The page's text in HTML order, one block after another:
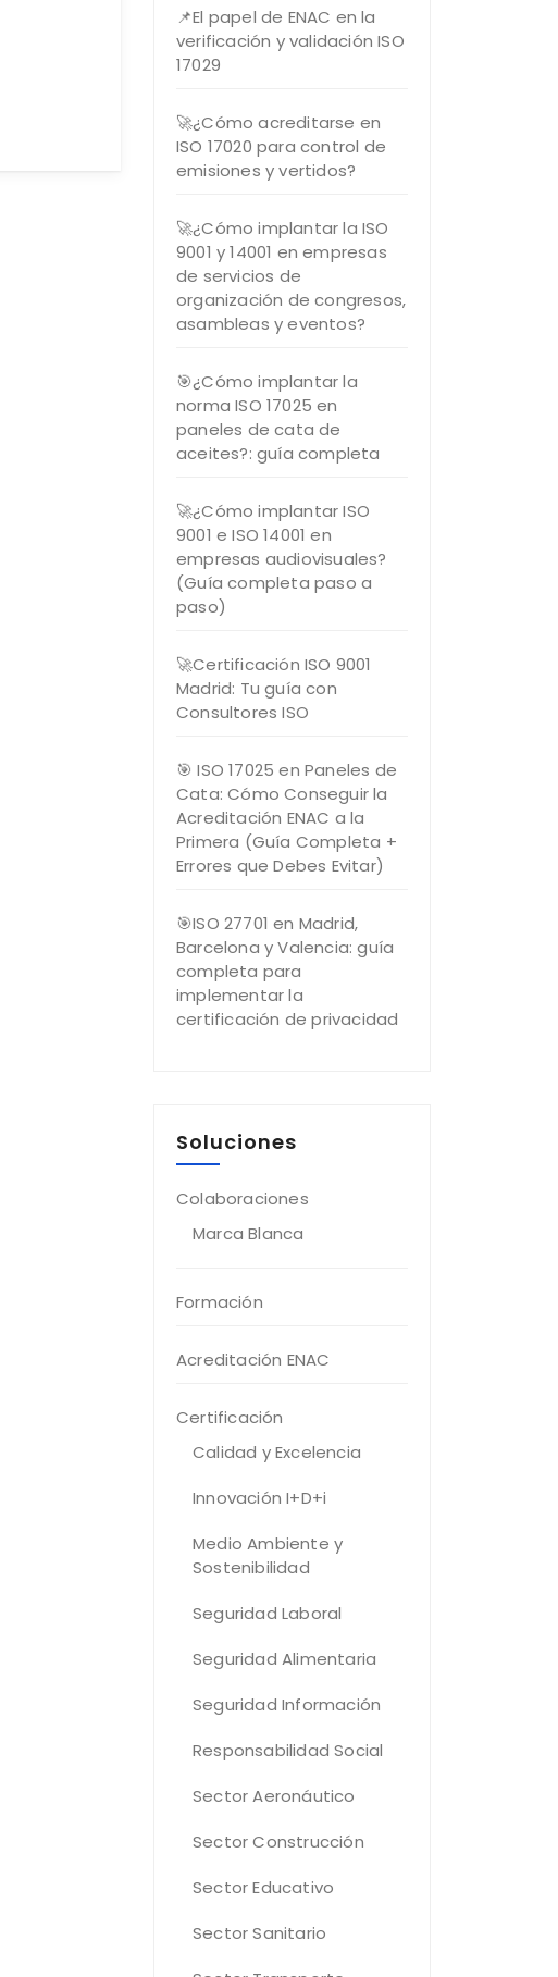
📌El papel de ENAC en la
verificación y validación ISO
17029
🚀¿Cómo acreditarse en
ISO 17020 para control de
emisiones y vertidos?
🚀¿Cómo implantar la ISO
9001 y 14001 en empresas
de servicios de
organización de congresos,
asambleas y eventos?
🎯¿Cómo implantar la
norma ISO 17025 en
paneles de cata de
aceites?: guía completa
🚀¿Cómo implantar ISO
9001 e ISO 14001 en
empresas audiovisuales?
(Guía completa paso a
paso)
🚀Certificación ISO 9001
Madrid: Tu guía con
Consultores ISO
🎯 ISO 17025 en Paneles de
Cata: Cómo Conseguir la
Acreditación ENAC a la
Primera (Guía Completa +
Errores que Debes Evitar)
🎯ISO 27701 en Madrid,
Barcelona y Valencia: guía
completa para
implementar la
certificación de privacidad
Soluciones
Colaboraciones
Marca Blanca
Formación
Acreditación ENAC
Certificación
Calidad y Excelencia
Innovación I+D+i
Medio Ambiente y
Sostenibilidad
Seguridad Laboral
Seguridad Alimentaria
Seguridad Información
Responsabilidad Social
Sector Aeronáutico
Sector Construcción
Sector Educativo
Sector Sanitario